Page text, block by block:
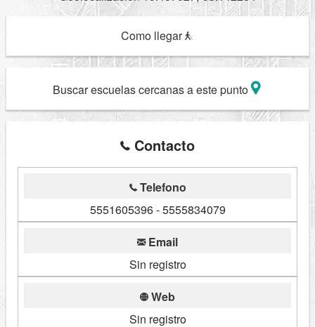
Como llegar
Buscar escuelas cercanas a este punto
Contacto
Telefono
5551605396 - 5555834079
Email
Sin registro
Web
Sin registro